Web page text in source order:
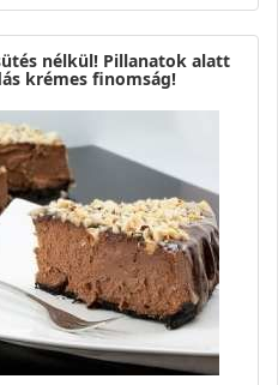
nélkül! Pillanatok alatt
krémes finomság!